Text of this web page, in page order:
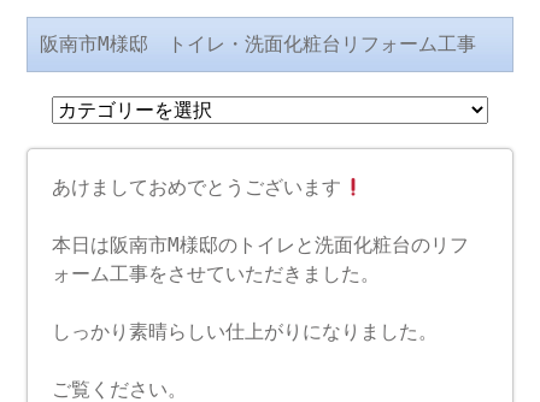
阪南市M様邸 トイレ・洗面化粧台リフォーム工事
あけましておめでとうございます
本日は阪南市M様邸のトイレと洗面化粧台のリフ
ォーム工事をさせていただきました。
しっかり素晴らしい仕上がりになりました。
ご覧ください。